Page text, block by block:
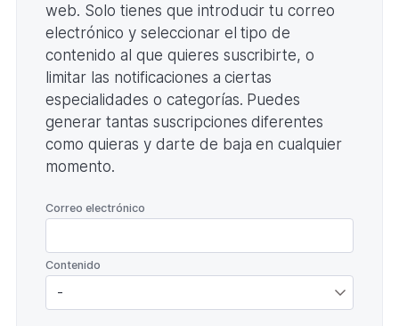
web. Solo tienes que introducir tu correo
electrónico y seleccionar el tipo de
contenido al que quieres suscribirte, o
limitar las notificaciones a ciertas
especialidades o categorías. Puedes
generar tantas suscripciones diferentes
como quieras y darte de baja en cualquier
momento.
Correo electrónico
Contenido